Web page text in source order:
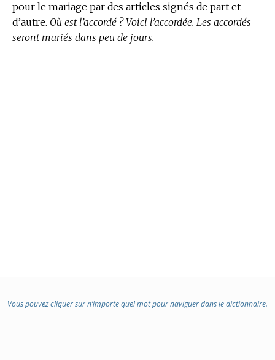
pour le mariage par des articles signés de part et
d’autre. Où est l’accordé ? Voici l’accordée. Les accordés
seront mariés dans peu de jours.
Vous pouvez cliquer sur n’importe quel mot pour naviguer dans le dictionnaire.